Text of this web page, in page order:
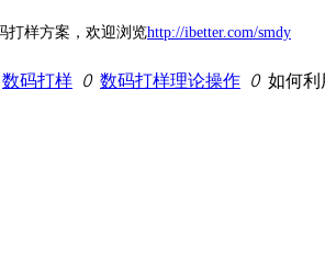
打样方案，欢迎浏览http://ibetter.com/smdy
数码打样 ꄲ 数码打样理论操作 ꄲ 如何利